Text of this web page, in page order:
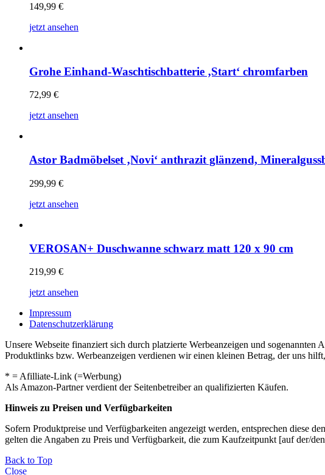
149,99 €
jetzt ansehen
Grohe Einhand-Waschtischbatterie ‚Start‘ chromfarben
72,99 €
jetzt ansehen
Astor Badmöbelset ‚Novi‘ anthrazit glänzend,
299,99 €
jetzt ansehen
VEROSAN+ Duschwanne schwarz matt 120 x 90 cm
219,99 €
jetzt ansehen
Impressum
Datenschutzerklärung
Unsere Webseite finanziert sich durch platzierte Werbeanzeigen und
Produktlinks bzw. Werbeanzeigen verdienen wir einen kleinen Betrag, der uns
* = Afilliate-Link (=Werbung)
Als Amazon-Partner verdient der Seitenbetreiber an qualifizierten Käufen.
Hinweis zu Preisen und Verfügbarkeiten
Sofern Produktpreise und Verfügbarkeiten angezeigt werden, entsprechen diese
gelten die Angaben zu Preis und Verfügbarkeit, die zum Kaufzeitpunkt [auf der/
Back to Top
Close